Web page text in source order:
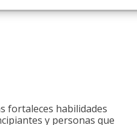
fortaleces habilidades
y personas que